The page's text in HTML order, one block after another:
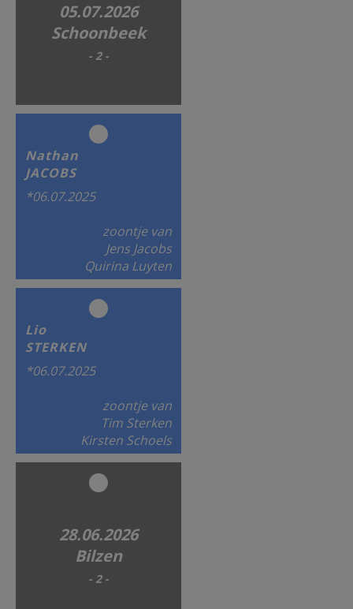
05.07.2026
Schoonbeek
- 2 -
Nathan
JACOBS
*06.07.2025
zoontje van
Jens Jacobs
Quirina Luyten
Lio
STERKEN
*06.07.2025
zoontje van
Tim Sterken
Kirsten Schoels
28.06.2026
Bilzen
- 2 -